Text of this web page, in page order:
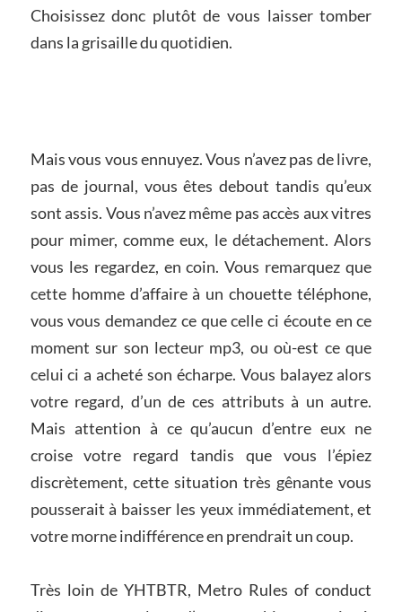
Choisissez donc plutôt de vous laisser tomber
dans la grisaille du quotidien.
Mais vous vous ennuyez. Vous n’avez pas de livre,
pas de journal, vous êtes debout tandis qu’eux
sont assis. Vous n’avez même pas accès aux vitres
pour mimer, comme eux, le détachement. Alors
vous les regardez, en coin. Vous remarquez que
cette homme d’affaire à un chouette téléphone,
vous vous demandez ce que celle ci écoute en ce
moment sur son lecteur mp3, ou où-est ce que
celui ci a acheté son écharpe. Vous balayez alors
votre regard, d’un de ces attributs à un autre.
Mais attention à ce qu’aucun d’entre eux ne
croise votre regard tandis que vous l’épiez
discrètement, cette situation très gênante vous
pousserait à baisser les yeux immédiatement, et
votre morne indifférence en prendrait un coup.
Très loin de YHTBTR, Metro Rules of conduct